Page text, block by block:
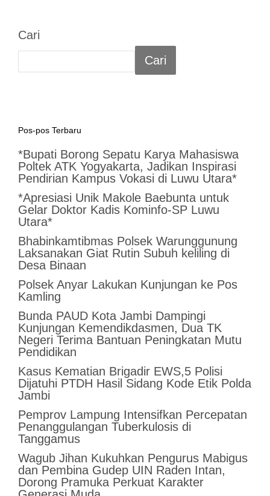
Cari
Cari
Pos-pos Terbaru
*Bupati Borong Sepatu Karya Mahasiswa
Poltek ATK Yogyakarta, Jadikan Inspirasi
Pendirian Kampus Vokasi di Luwu Utara*
*Apresiasi Unik Makole Baebunta untuk
Gelar Doktor Kadis Kominfo-SP Luwu
Utara*
Bhabinkamtibmas Polsek Warunggunung
Laksanakan Giat Rutin Subuh keliling di
Desa Binaan
Polsek Anyar Lakukan Kunjungan ke Pos
Kamling
Bunda PAUD Kota Jambi Dampingi
Kunjungan Kemendikdasmen, Dua TK
Negeri Terima Bantuan Peningkatan Mutu
Pendidikan
Kasus Kematian Brigadir EWS,5 Polisi
Dijatuhi PTDH Hasil Sidang Kode Etik Polda
Jambi
Pemprov Lampung Intensifkan Percepatan
Penanggulangan Tuberkulosis di
Tanggamus
Wagub Jihan Kukuhkan Pengurus Mabigus
dan Pembina Gudep UIN Raden Intan,
Dorong Pramuka Perkuat Karakter